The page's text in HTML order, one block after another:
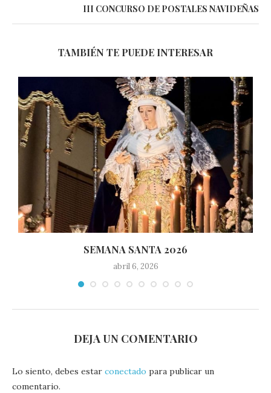
III CONCURSO DE POSTALES NAVIDEÑAS
TAMBIÉN TE PUEDE INTERESAR
SEMANA SANTA 2026
abril 6, 2026
DEJA UN COMENTARIO
Lo siento, debes estar conectado para publicar un
comentario.